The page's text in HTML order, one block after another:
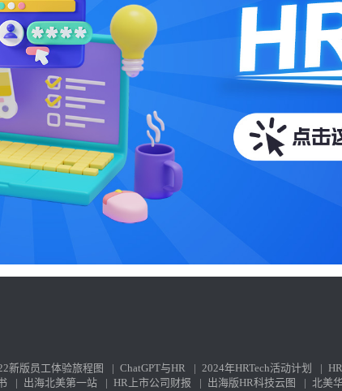
新版员工体验旅程图 | ChatGPT与HR | 2024年HRTech活动计划 |
| 出海北美第一站 | HR上市公司财报 | 出海版HR科技云图 | 北美